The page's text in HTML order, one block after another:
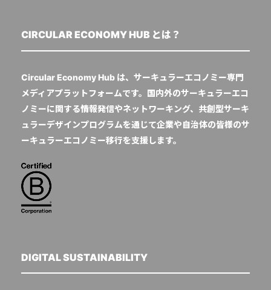
CIRCULAR ECONOMY HUB とは？
Circular Economy Hub は、サーキュラーエコノミー専門
メディアプラットフォームです。国内外のサーキュラーエコ
ノミーに関する情報発信やネットワーキング、共創型サーキ
ュラーデザインプログラムを通じて企業や自治体の皆様のサ
ーキュラーエコノミー移行を支援します。
DIGITAL SUSTAINABILITY